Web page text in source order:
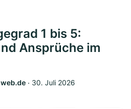
1 bis 5:
Ansprüche im
‧ 30. Juli 2026